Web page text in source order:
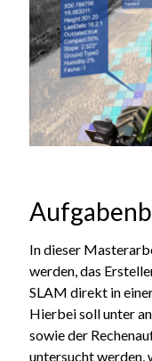
In dieser
werden, das
SLAM direkt in
Hierbei soll unter
sowie der
untersucht